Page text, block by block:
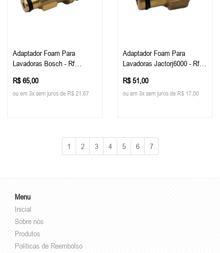
Adaptador Foam Para
Lavadoras Bosch - Rf
R$ 65,00
ou em 3x sem juros de R$ 21,67
Adaptador Foam Para
Lavadoras Jactorj6000 - Rf
R$ 51,00
ou em 3x sem juros de R$ 17,00
1 2 3 4 5 6 7
Menu
Inicial
Sobre nós
Produtos
Políticas de Reembolso